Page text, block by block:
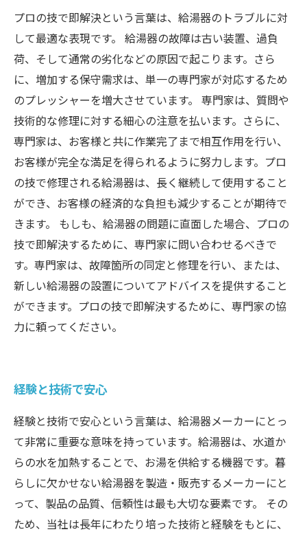
プロの技で即解決という言葉は、給湯器のトラブルに対
して最適な表現です。 給湯器の故障は古い装置、過負
荷、そして通常の劣化などの原因で起こります。さら
に、増加する保守需求は、単一の専門家が対応するため
のプレッシャーを増大させています。 専門家は、質問や
技術的な修理に対する細心の注意を払います。さらに、
専門家は、お客様と共に作業完了まで相互作用を行い、
お客様が完全な満足を得られるように努力します。プロ
の技で修理される給湯器は、長く継続して使用すること
ができ、お客様の経済的な負担も減少することが期待で
きます。 もしも、給湯器の問題に直面した場合、プロの
技で即解決するために、専門家に問い合わせるべきで
す。専門家は、故障箇所の同定と修理を行い、または、
新しい給湯器の設置についてアドバイスを提供すること
ができます。プロの技で即解決するために、専門家の協
力に頼ってください。
経験と技術で安心
経験と技術で安心という言葉は、給湯器メーカーにとっ
て非常に重要な意味を持っています。給湯器は、水道か
らの水を加熱することで、お湯を供給する機器です。暮
らしに欠かせない給湯器を製造・販売するメーカーにと
って、製品の品質、信頼性は最も大切な要素です。 その
ため、当社は長年にわたり培った技術と経験をもとに、